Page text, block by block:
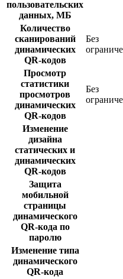
пользовательских
данных, МБ
Количество
сканирований
динамических
QR-кодов
Без
Просмотр
статистики
просмотров
динамических
QR-кодов
Без
Изменение
дизайна
статических и
динамических
QR-кодов
Защита
мобильной
страницы
динамического
QR-кода по
паролю
Изменение типа
динамического
QR-кода